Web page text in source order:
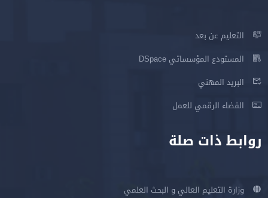
التعليم عن بعد
المستودع المؤسساتي DSpace
البريد المهني
الفضاء الرقمي للعمل
روابط ذات صلة
وزارة التعليم العالي و البحث العلمي